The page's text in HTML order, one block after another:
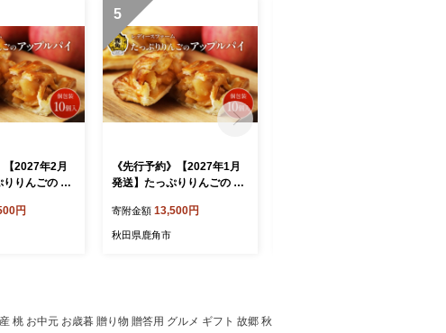
【2027年2月
りんごの ア
スファー
そ分け スイ
円
5
《先行予約》【2027年1月
発送】たっぷりりんごの ア
り）【レディースファー
ム】小分け おすそ分け スイ
寄附金額 13,500円
秋田県鹿角市
桃 お中元 お歳暮 贈り物 贈答用 グルメ ギフト 故郷 秋